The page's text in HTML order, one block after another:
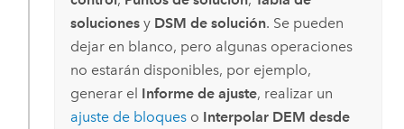
solucionesy DSM de solución. Se pueden
dejar en blanco, pero algunas operaciones
no estarán disponibles, por ejemplo,
generar el Informe de ajuste, realizar un
ajuste de bloqueso Interpolar DEM desde